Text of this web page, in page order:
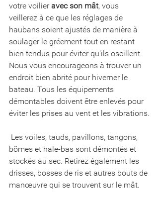
votre voilier avec son mât, vous
veillerez à ce que les réglages de
haubans soient ajustés de manière à
soulager le gréement tout en restant
bien tendus pour éviter qu'ils oscillent.
Nous vous encourageons à trouver un
endroit bien abrité pour hiverner le
bateau. Tous les équipements
démontables doivent être enlevés pour
éviter les prises au vent et les vibrations.
bômes et hale-bas sont démontés et
stockés au sec. Retirez également les
drisses, bosses de ris et autres bouts de
manœuvre qui se trouvent sur le mât.